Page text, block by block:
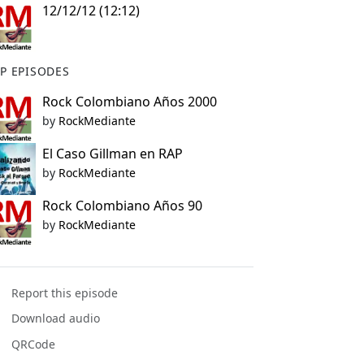
12/12/12 (12:12)
EPISODES
Rock Colombiano Años 2000
by RockMediante
El Caso Gillman en RAP
by RockMediante
Rock Colombiano Años 90
by RockMediante
Report this episode
Download audio
QRCode